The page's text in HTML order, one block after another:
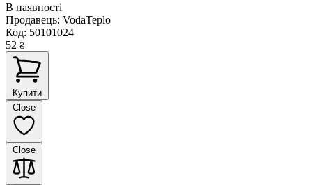
В наявності
Продавець: VodaTeplo
Код: 50101024
52 ₴
Купити
Close
Close